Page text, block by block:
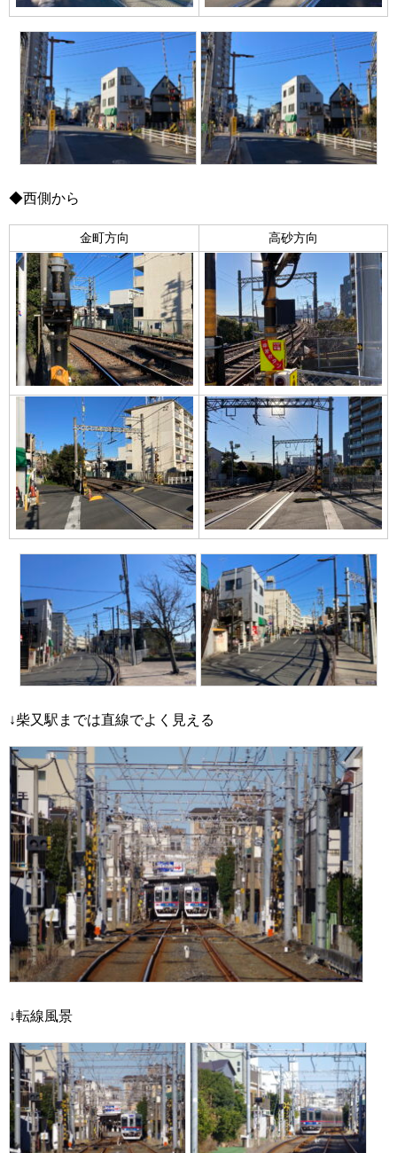
◆西側から
金町方向 高砂方向
↓柴又駅までは直線でよく見える
↓転線風景